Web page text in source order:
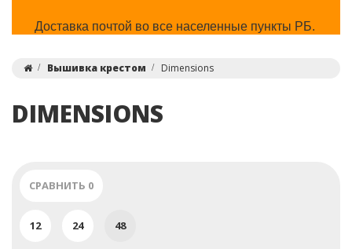
Доставка почтой во все населенные пункты РБ.
Вышивка крестом Dimensions
DIMENSIONS
СРАВНИТЬ 0
12 24 48